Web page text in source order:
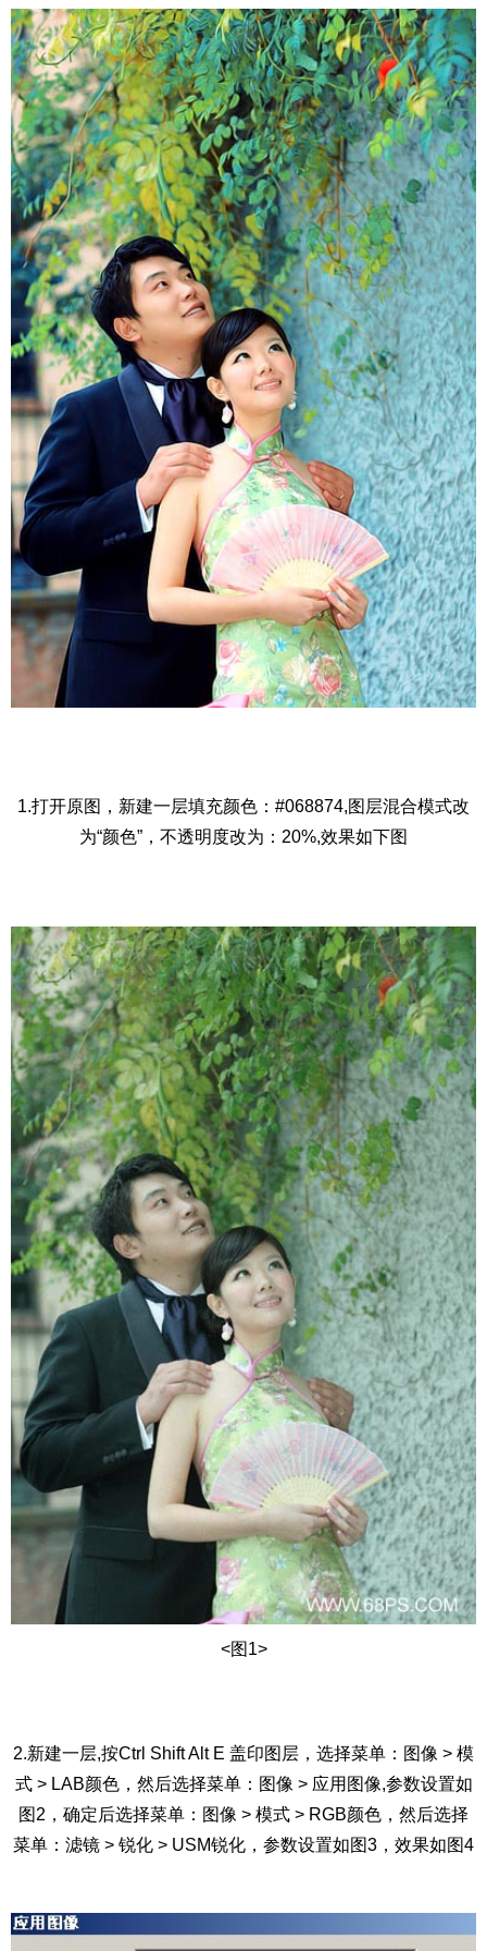
1.打开原图，新建一层填充颜色：#068874,图层混合模式改
为“颜色”，不透明度改为：20%,效果如下图
<图1>
2.新建一层,按Ctrl Shift Alt E 盖印图层，选择菜单：图像 > 模
式 > LAB颜色，然后选择菜单：图像 > 应用图像,参数设置如
图2，确定后选择菜单：图像 > 模式 > RGB颜色，然后选择
菜单：滤镜 > 锐化 > USM锐化，参数设置如图3，效果如图4